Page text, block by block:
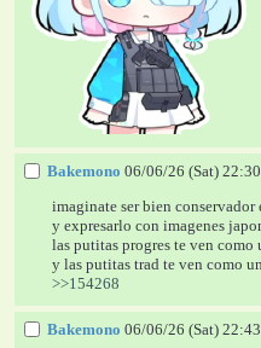
Bakemono 06/06/26 (Sat)
imaginate ser bien conservador
y expresarlo con imagenes
las putitas progres te ven
y las putitas trad te ven como
>>154268
Bakemono 06/06/26 (Sat)